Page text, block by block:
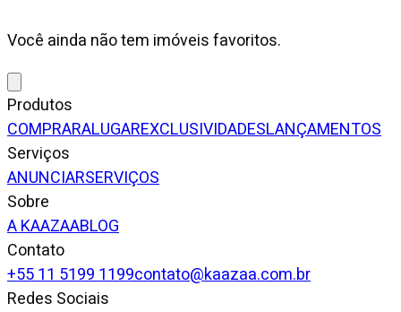
Você ainda não tem imóveis favoritos.
Produtos
COMPRARALUGAREXCLUSIVIDADESLANÇAMENTOS
Serviços
ANUNCIARSERVIÇOS
Sobre
A KAAZAABLOG
Contato
+55 11 5199 1199contato@kaazaa.com.br
Redes Sociais